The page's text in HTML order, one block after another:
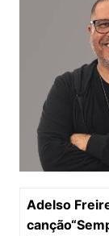
Adelso
canção